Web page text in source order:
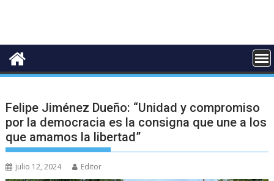
Felipe Jiménez Dueño: “Unidad y compromiso
por la democracia es la consigna que une a los
que amamos la libertad”
julio 12, 2024 Editor